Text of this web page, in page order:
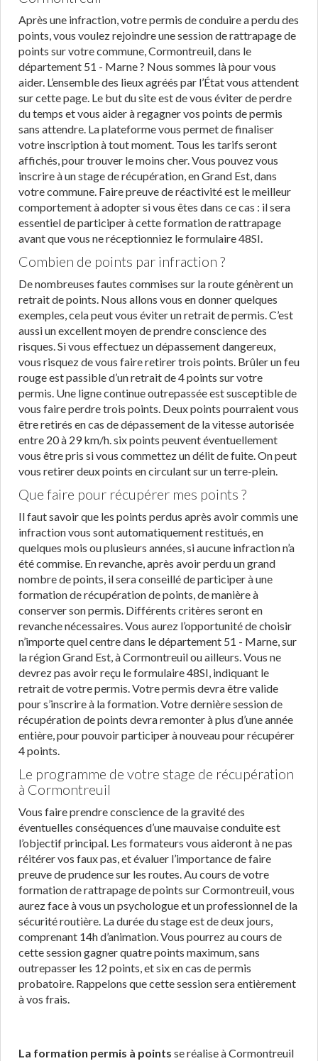
Après une infraction, votre permis de conduire a perdu des
points, vous voulez rejoindre une session de rattrapage de
points sur votre commune, Cormontreuil, dans le
département 51 - Marne ? Nous sommes là pour vous
aider. L’ensemble des lieux agréés par l’État vous attendent
sur cette page. Le but du site est de vous éviter de perdre
du temps et vous aider à regagner vos points de permis
sans attendre. La plateforme vous permet de finaliser
votre inscription à tout moment. Tous les tarifs seront
affichés, pour trouver le moins cher. Vous pouvez vous
inscrire à un stage de récupération, en Grand Est, dans
votre commune. Faire preuve de réactivité est le meilleur
comportement à adopter si vous êtes dans ce cas : il sera
essentiel de participer à cette formation de rattrapage
avant que vous ne réceptionniez le formulaire 48SI.
Combien de points par infraction ?
De nombreuses fautes commises sur la route génèrent un
retrait de points. Nous allons vous en donner quelques
exemples, cela peut vous éviter un retrait de permis. C’est
aussi un excellent moyen de prendre conscience des
risques. Si vous effectuez un dépassement dangereux,
vous risquez de vous faire retirer trois points. Brûler un feu
rouge est passible d’un retrait de 4 points sur votre
permis. Une ligne continue outrepassée est susceptible de
vous faire perdre trois points. Deux points pourraient vous
être retirés en cas de dépassement de la vitesse autorisée
entre 20 à 29 km/h. six points peuvent éventuellement
vous être pris si vous commettez un délit de fuite. On peut
vous retirer deux points en circulant sur un terre-plein.
Que faire pour récupérer mes points ?
Il faut savoir que les points perdus après avoir commis une
infraction vous sont automatiquement restitués, en
quelques mois ou plusieurs années, si aucune infraction n’a
été commise. En revanche, après avoir perdu un grand
nombre de points, il sera conseillé de participer à une
formation de récupération de points, de manière à
conserver son permis. Différents critères seront en
revanche nécessaires. Vous aurez l’opportunité de choisir
n’importe quel centre dans le département 51 - Marne, sur
la région Grand Est, à Cormontreuil ou ailleurs. Vous ne
devrez pas avoir reçu le formulaire 48SI, indiquant le
retrait de votre permis. Votre permis devra être valide
pour s’inscrire à la formation. Votre dernière session de
récupération de points devra remonter à plus d’une année
entière, pour pouvoir participer à nouveau pour récupérer
4 points.
Le programme de votre stage de récupération
à Cormontreuil
Vous faire prendre conscience de la gravité des
éventuelles conséquences d’une mauvaise conduite est
l’objectif principal. Les formateurs vous aideront à ne pas
réitérer vos faux pas, et évaluer l’importance de faire
preuve de prudence sur les routes. Au cours de votre
formation de rattrapage de points sur Cormontreuil, vous
aurez face à vous un psychologue et un professionnel de la
sécurité routière. La durée du stage est de deux jours,
comprenant 14h d’animation. Vous pourrez au cours de
cette session gagner quatre points maximum, sans
outrepasser les 12 points, et six en cas de permis
probatoire. Rappelons que cette session sera entièrement
à vos frais.
La formation permis à points se réalise à Cormontreuil